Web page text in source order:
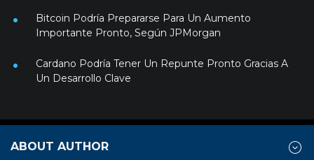
Bitcoin Podría Prepararse Para Un Aumento
Importante Pronto, Según JPMorgan
Cardano Podría Tener Un Repunte Pronto Gracias A
Un Desarrollo Clave
ABOUT AUTHOR